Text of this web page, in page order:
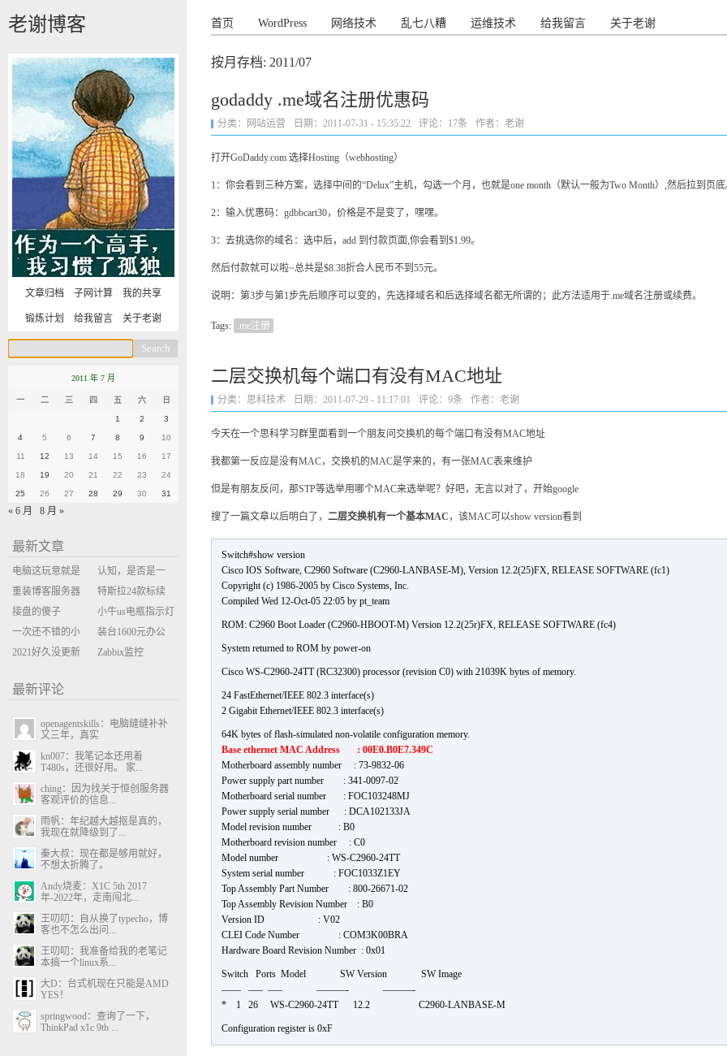
老谢博客 首页 WordPress 网络技术 乱七八糟 运维技术 给我留言 关于老谢
按月存档: 2011/07
godaddy .me域名注册优惠码
分类： 网站运营 日期：2011-07-31 - 15:35:22 评论： 17条 作者：老谢
打开GoDaddy.com 选择Hosting（webhosting）
1：你会看到三种方案，选择中间的“Delux”主机，勾选一个月，也就是one month（默认一般为Two Month）,然后拉到页
2：输入优惠码：gdbbcart30，价格是不是变了，嘿嘿。
3：去挑选你的域名：选中后，add 到付款页面,你会看到$1.99。
然后付款就可以啦~总共是$8.38折合人民币不到55元。
说明：第3步与第1步先后顺序可以变的，先选择域名和后选择域名都无所谓的；此方法适用于.me域名注册或续费。
Tags: .me注册
二层交换机每个端口有没有MAC地址
分类： 思科技术 日期：2011-07-29 - 11:17:01 评论： 9条 作者：老谢
今天在一个思科学习群里面看到一个朋友问交换机的每个端口有没有MAC地址
我都第一反应是没有MAC，交换机的MAC是学来的，有一张MAC表来维护
但是有朋友反问，那STP等选举用哪个MAC来选举呢？好吧，无言以对了，开始google
搜了一篇文章以后明白了， 二层交换机有一个基本MAC ，该MAC可以show version看到
Switch#show version
Cisco IOS Software, C2960 Software (C2960-LANBASE-M), Version 12.2(25)FX, RELEASE SOFTWARE (fc1)
Copyright (c) 1986-2005 by Cisco Systems, Inc.
Compiled Wed 12-Oct-05 22:05 by pt_team
ROM: C2960 Boot Loader (C2960-HBOOT-M) Version 12.2(25r)FX, RELEASE SOFTWARE (fc4)
System returned to ROM by power-on
Cisco WS-C2960-24TT (RC32300) processor (revision C0) with 21039K bytes of memory.
24 FastEthernet/IEEE 802.3 interface(s)
2 Gigabit Ethernet/IEEE 802.3 interface(s)
64K bytes of flash-simulated non-volatile configuration memory.
Base ethernet MAC Address : 00E0.B0E7.349C
Motherboard assembly number : 73-9832-06
Power supply part number : 341-0097-02
Motherboard serial number : FOC103248MJ
Power supply serial number : DCA102133JA
Model revision number : B0
Motherboard revision number : C0
Model number : WS-C2960-24TT
System serial number : FOC1033Z1EY
Top Assembly Part Number : 800-26671-02
Top Assembly Revision Number : B0
Version ID : V02
CLEI Code Number : COM3K00BRA
Hardware Board Revision Number : 0x01
Switch Ports Model SW Version SW Image
—— —– —– ———- ———-
* 1 26 WS-C2960-24TT 12.2 C2960-LANBASE-M
Configuration register is 0xF
文章归档 子网计算 我的共享
锻炼计划 给我留言 关于老谢
2011 年 7 月
一 二 三 四 五 六 日
1 2 3
4 5 6 7 8 9 10
11 12 13 14 15 16 17
18 19 20 21 22 23 24
25 26 27 28 29 30 31
« 6 月 8 月 »
最新文章
电脑这玩意就是
缝缝补补的事
认知，是否是一
座大山？当架构
决策变成配置清
单比价
重装博客服务器
环境
特斯拉24款标续
Model Y 2万公里
使用体验
接盘的傻子
小牛us电瓶指示灯
闪三次不上电
一次还不错的小
米售后体验
装台1600元办公
主机
2021好久没更新
Zabbix监控
最新评论
openagentskills：电脑缝缝补补
又三年，真实
kn007：我笔记本还用着
T480s，还很好用。 家...
ching：因为找关于恒创服务器
客观评价的信息...
雨帆：年纪越大越抠是真的，
我现在就降级到了...
秦大叔：现在都是够用就好，
不想太折腾了。
Andy烧麦：X1C 5th 2017
年-2022年，走南闯北...
王叨叨：自从换了typecho，博
客也不怎么出问...
王叨叨：我准备给我的老笔记
本搞一个linux系...
大D：台式机现在只能是AMD
YES！
springwood：查询了一下，
ThinkPad x1c 9th ...